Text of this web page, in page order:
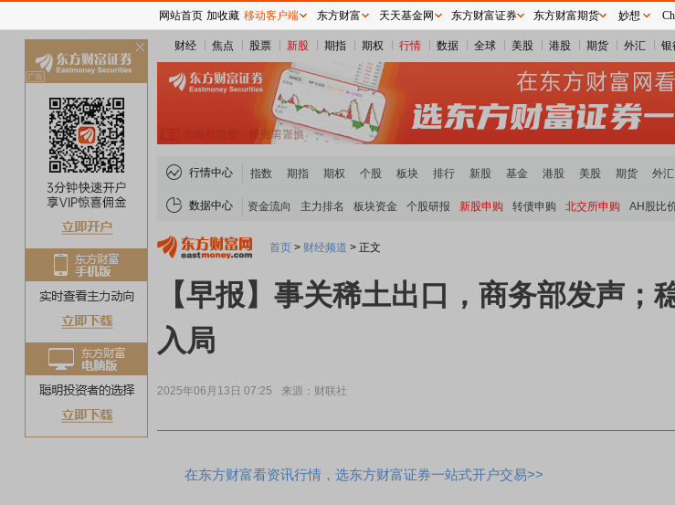
财经 焦点 股票 新股 期指 期权 行情 数据 全球 美股 港股 期货 外汇 银
行情中心 指数 期指 期权 个股 板块 排行 新股 基金 港股 美股 期货 外汇
数据中心 资金流向 主力排名 板块资金 个股研报 新股申购 转债申购 北交所申购 AH股比
首页 > 财经频道 > 正文
【早报】事关稀土出口，商务部发声
入局
2025年06月13日 07:25 来源：财联社
在东方财富看资讯行情，选东方财富证券一站式开户交易>>
网站首页 加收藏 移动客户端 东方财富 天天基金网 东方财富证券 东方财富期货 妙想
关